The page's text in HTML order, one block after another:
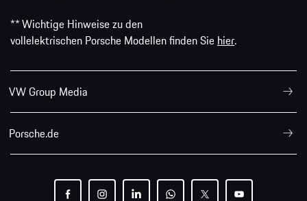
** Wichtige Hinweise zu den
vollelektrischen Porsche Modellen finden Sie hier.
VW Group Media
Porsche.de